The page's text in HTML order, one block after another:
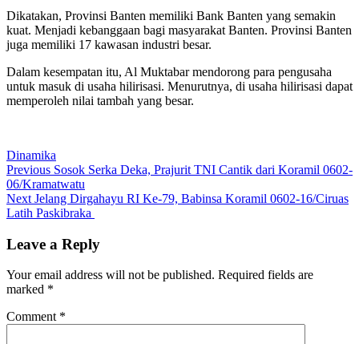
Dikatakan, Provinsi Banten memiliki Bank Banten yang semakin
kuat. Menjadi kebanggaan bagi masyarakat Banten. Provinsi Banten
juga memiliki 17 kawasan industri besar.
Dalam kesempatan itu, Al Muktabar mendorong para pengusaha
untuk masuk di usaha hilirisasi. Menurutnya, di usaha hilirisasi dapat
memperoleh nilai tambah yang besar.
Dinamika
Post
navigation
Previous Previous
post:
Sosok Serka Deka, Prajurit TNI Cantik dari Koramil 0602-
06/Kramatwatu
Next Next
post:
Jelang Dirgahayu RI Ke-79, Babinsa Koramil 0602-16/Ciruas
Latih Paskibraka
Leave a Reply
Your email address will not be published. Required fields are
marked *
Comment *